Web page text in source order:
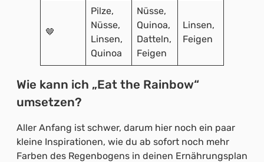
🤎
Pilze,
Nüsse,
Linsen,
Quinoa
Nüsse,
Quinoa,
Datteln,
Feigen
Linsen,
Feigen
Wie kann ich „Eat the Rainbow“
umsetzen?
Aller Anfang ist schwer, darum hier noch ein paar
kleine Inspirationen, wie du ab sofort noch mehr
Farben des Regenbogens in deinen Ernährungsplan